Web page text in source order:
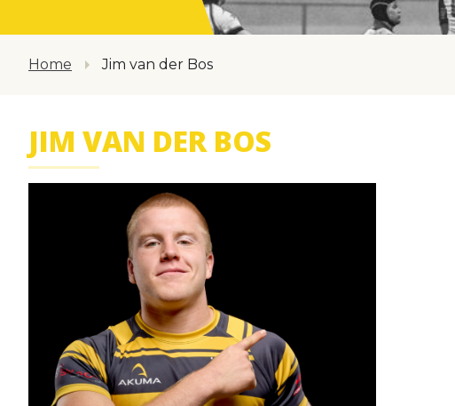
Home Jim van der Bos
JIM VAN DER BOS